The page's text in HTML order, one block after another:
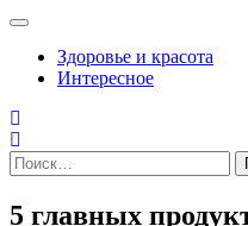
Здоровье и красота
Интересное
Найти:
5 главных